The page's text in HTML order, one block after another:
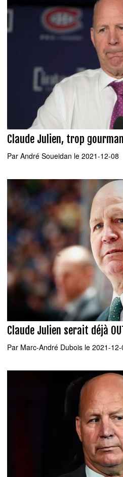
Claude Julien, trop
Par André Soueidan le 2021-12-08
Claude Julien serait déjà
Par Marc-André Dubois le 2021-